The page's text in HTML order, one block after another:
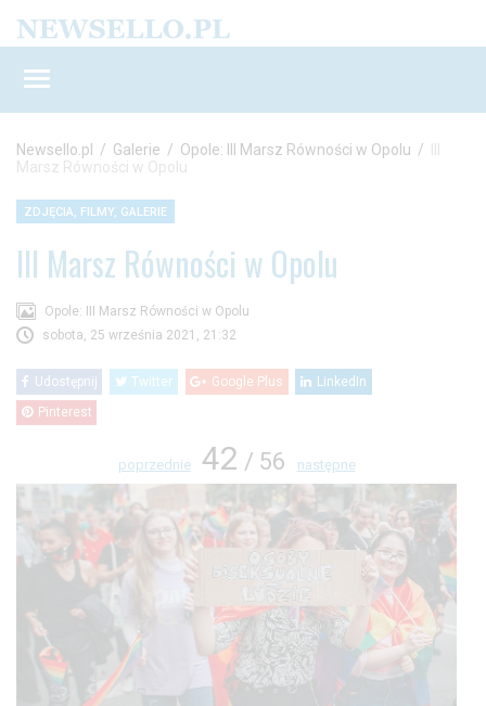
Newsello.pl / Galerie / Opole: III Marsz Równości w Opolu /
Marsz Równości w Opolu
ZDJĘCIA, FILMY, GALERIE
III Marsz Równości w Opolu
Opole: III Marsz Równości w Opolu
sobota, 25 września 2021, 21:32
Udostępnij Twitter Google Plus LinkedIn
Pinterest
poprzednie 42 / 56 następne